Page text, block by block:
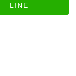
LINE